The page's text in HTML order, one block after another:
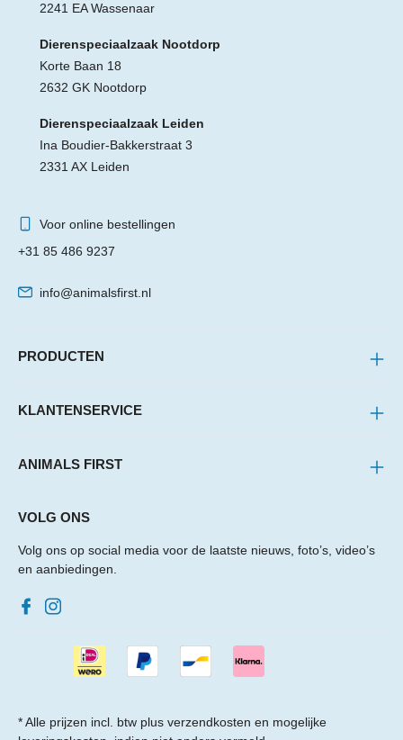
2241 EA Wassenaar
Dierenspeciaalzaak Nootdorp
Korte Baan 18
2632 GK Nootdorp
Dierenspeciaalzaak Leiden
Ina Boudier-Bakkerstraat 3
2331 AX Leiden
Voor online bestellingen
+31 85 486 9237
info@animalsfirst.nl
PRODUCTEN
KLANTENSERVICE
ANIMALS FIRST
VOLG ONS
Volg ons op social media voor de laatste nieuws, foto’s, video’s
en aanbiedingen.
* Alle prijzen incl. btw plus verzendkosten en mogelijke